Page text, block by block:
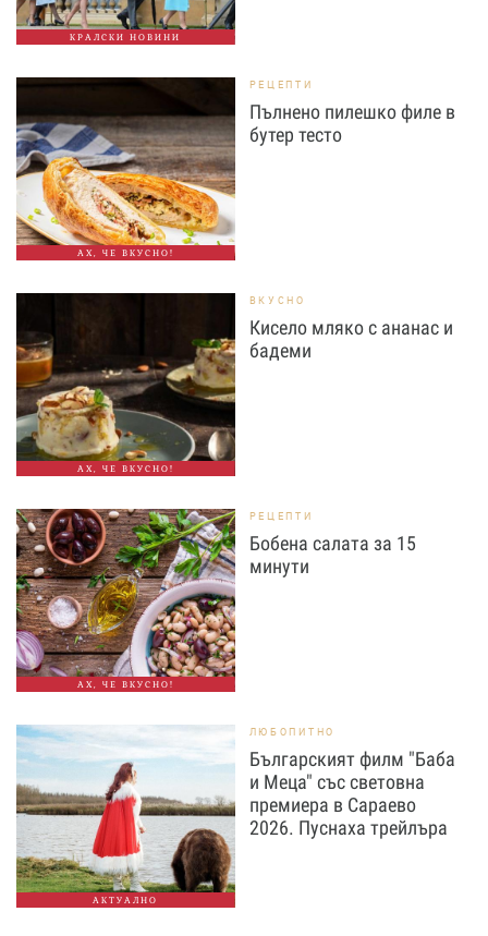
КРАЛСКИ НОВИНИ
АХ, ЧЕ ВКУСНО!
РЕЦЕПТИ
Пълнено пилешко филе в
бутер тесто
АХ, ЧЕ ВКУСНО!
ВКУСНО
Кисело мляко с ананас и
бадеми
АХ, ЧЕ ВКУСНО!
РЕЦЕПТИ
Бобена салата за 15
минути
АКТУАЛНО
ЛЮБОПИТНО
Българският филм "Баба
и Меца" със световна
премиера в Сараево
2026. Пуснаха трейлъра